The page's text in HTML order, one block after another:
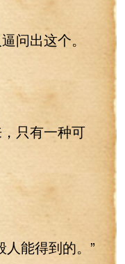
问出这个。
只有一种可
能得到的。”